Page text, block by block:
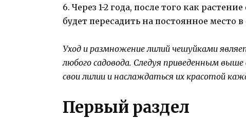
6. Через 1-2 года, после того как
будет пересадить на постоянное место в
Уход и размножение лилий чешуйками
любого садовода. Следуя приведенным
свои лилии и наслаждаться их красотой
Первый раздел